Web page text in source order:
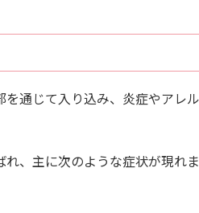
通じて入り込み、炎症やアレ
、主に次のような症状が現れま